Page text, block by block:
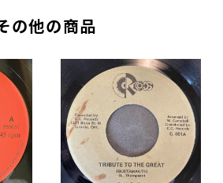
の他の商品